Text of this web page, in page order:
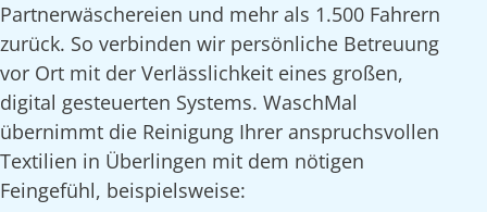
Partnerwäschereien und mehr als 1.500 Fahrern
zurück. So verbinden wir persönliche Betreuung
vor Ort mit der Verlässlichkeit eines großen,
digital gesteuerten Systems. WaschMal
übernimmt die Reinigung Ihrer anspruchsvollen
Textilien in Überlingen mit dem nötigen
Feingefühl, beispielsweise: